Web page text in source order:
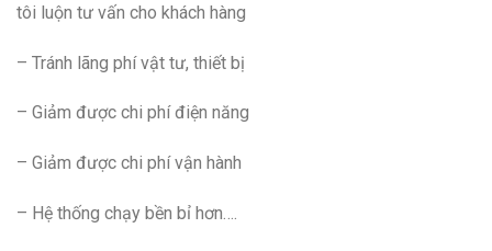
tôi luộn tư vấn cho khách hàng
– Tránh lãng phí vật tư, thiết bị
– Giảm được chi phí điện năng
– Giảm được chi phí vận hành
– Hệ thống chạy bền bỉ hơn….